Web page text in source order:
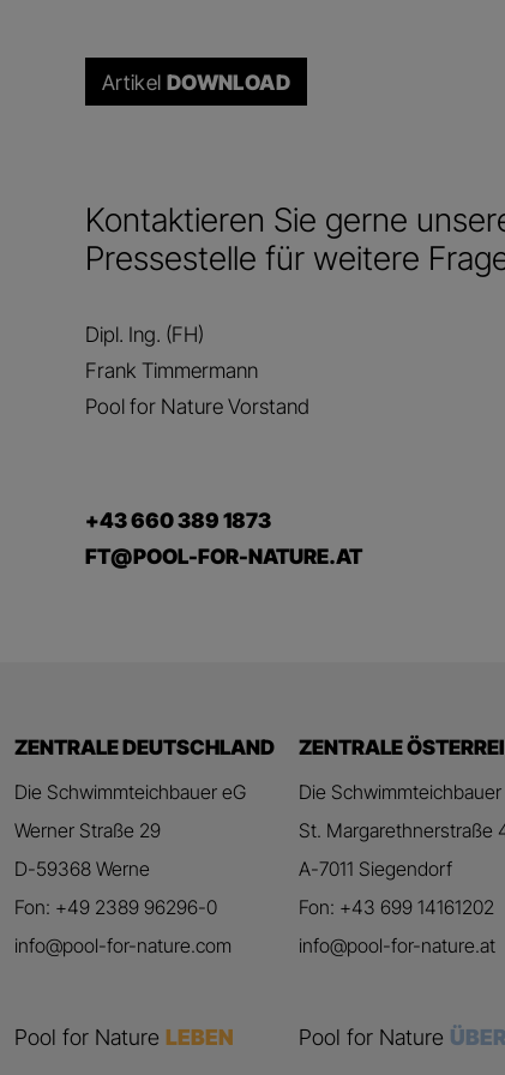
Artikel DOWNLOAD
Kontaktieren Sie gerne
Pressestelle für weitere
Dipl. Ing. (FH)
Frank Timmermann
Pool for Nature Vorstand
+43 660 389 1873
FT@POOL-FOR-NATURE.AT
ZENTRALE DEUTSCHLAND
Die Schwimmteichbauer eG
Werner Straße 29
D-59368 Werne
Fon: +49 2389 96296-0
info@pool-for-nature.com
ZENTRALE
Die Schwimmteichbauer
St. Margarethnerstraße
A-7011 Siegendorf
Fon: +43 699 14161202
info@pool-for-nature.at
Pool for NatureLEBEN Pool for Nature